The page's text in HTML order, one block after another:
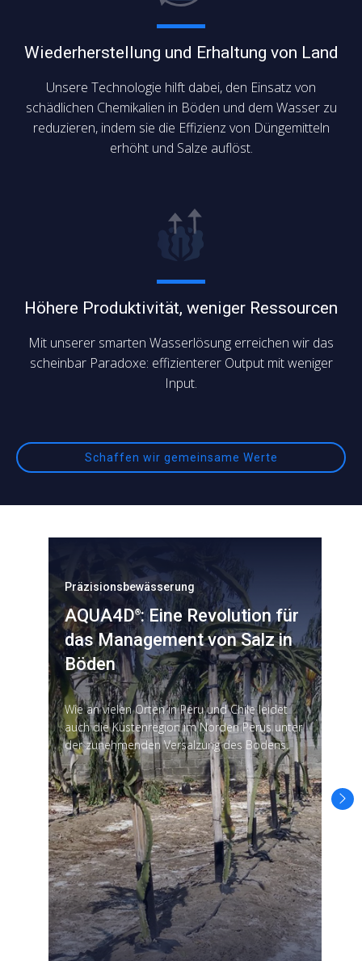
Wiederherstellung und Erhaltung von Land
Unsere Technologie hilft dabei, den Einsatz von
schädlichen Chemikalien in Böden und dem Wasser zu
reduzieren, indem sie die Effizienz von Düngemitteln
erhöht und Salze auflöst.
Höhere Produktivität, weniger Ressourcen
Mit unserer smarten Wasserlösung erreichen wir das
scheinbar Paradoxe: effizienterer Output mit weniger
Input.
Schaffen wir gemeinsame Werte
Präzisionsbewässerung
AQUA4D®: Eine Revolution für
das Management von Salz in
Böden
Wie an vielen Orten in Peru und Chile leidet
auch die Küstenregion im Norden Perus unter
der zunehmenden Versalzung des Bodens.